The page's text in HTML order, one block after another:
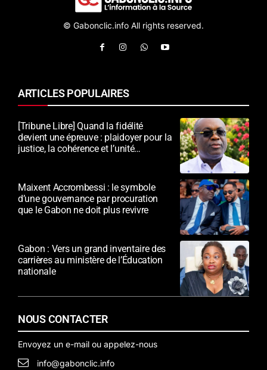
© Gabonclic.info All rights reserved.
ARTICLES POPULAIRES
[Tribune Libre] Quand la fidélité
devient une épreuve : plaidoyer pour la
justice, la cohérence et l’unité
Maixent Accrombessi : le symbole
d’une gouvernance par procuration
que le Gabon ne doit plus revivre
Gabon : Vers un grand inventaire des
carrières au ministère de l’Éducation
nationale
NOUS CONTACTER
Envoyez un e-mail ou appelez-nous
info@gabonclic.info